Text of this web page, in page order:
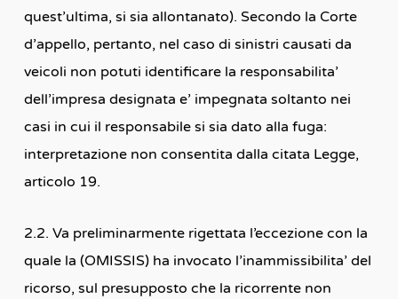
quest’ultima, si sia allontanato). Secondo la Corte
d’appello, pertanto, nel caso di sinistri causati da
veicoli non potuti identificare la responsabilita’
dell’impresa designata e’ impegnata soltanto nei
casi in cui il responsabile si sia dato alla fuga:
interpretazione non consentita dalla citata Legge,
articolo 19.
2.2. Va preliminarmente rigettata l’eccezione con la
quale la (OMISSIS) ha invocato l’inammissibilita’ del
ricorso, sul presupposto che la ricorrente non